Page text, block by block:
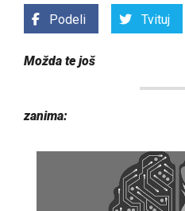
Podeli Tvituj
Možda te još
zanima: